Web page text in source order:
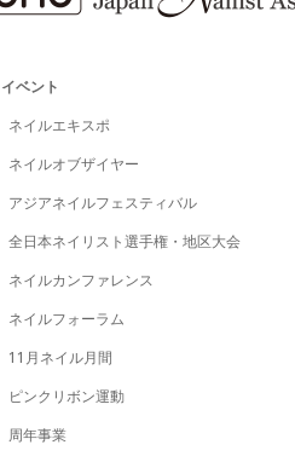
イベント
ネイルエキスポ
ネイルオブザイヤー
アジアネイルフェスティバル
全日本ネイリスト選手権・地区大会
ネイルカンファレンス
ネイルフォーラム
11月ネイル月間
ピンクリボン運動
周年事業